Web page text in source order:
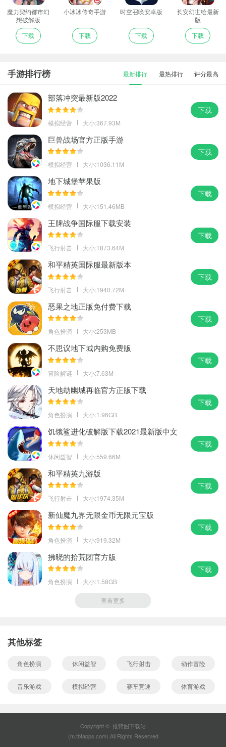
魔力契约都市幻
想破解版
下载
小冰冰传奇手游
下载
时空召唤安卓版
下载
长安幻世绘最新
版
下载
手游排行榜 最新排行 最热排行 评分最高
部落冲突最新版2022
模拟经营 大小:367.93M
下载
巨兽战场官方正版手游
模拟经营 大小:1036.11M
下载
地下城堡苹果版
模拟经营 大小:151.46MB
下载
王牌战争国际服下载安装
飞行射击 大小:1873.64M
下载
和平精英国际服最新版本
飞行射击 大小:1940.72M
下载
恶果之地正版免付费下载
角色扮演 大小:253MB
下载
不思议地下城内购免费版
冒险解谜 大小:7.63M
下载
天地劫幽城再临官方正版下载
角色扮演 大小:1.96GB
下载
饥饿鲨进化破解版下载2021最新版中文
版
休闲益智 大小:559.66M
下载
和平精英九游版
飞行射击 大小:1974.35M
下载
新仙魔九界无限金币无限元宝版
角色扮演 大小:919.32M
下载
拂晓的拾荒团官方版
角色扮演 大小:1.58GB
下载
查看更多
其他标签
角色扮演 休闲益智 飞行射击 动作冒险
音乐游戏 模拟经营 赛车竞速 体育游戏
Copyright © 推背图下载站
(m.tbtapps.com).All Rights Reserved